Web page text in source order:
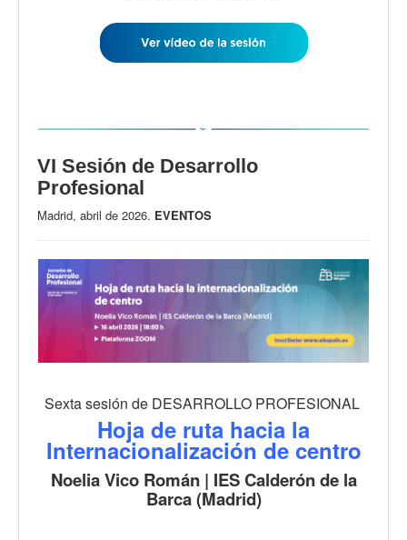
VI Sesión de Desarrollo
Profesional
Madrid, abril de 2026. EVENTOS
Sexta sesión de DESARROLLO PROFESIONAL
Hoja de ruta hacia la
Internacionalización de centro
Noelia Vico Román | IES Calderón de la
Barca (Madrid)